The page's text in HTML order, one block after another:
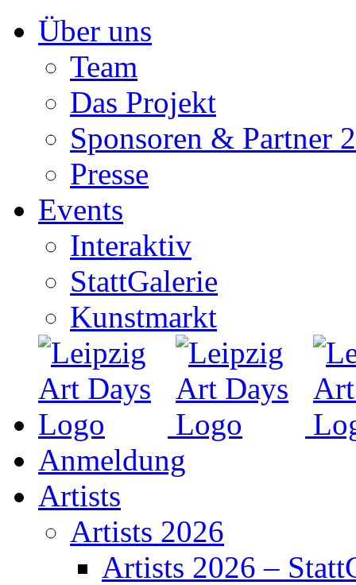
Inhalt
springenÜber uns
Team
Das Projekt
Sponsoren & Partner
Presse
Events
Interaktiv
StattGalerie
Kunstmarkt
Anmeldung
Artists
Artists 2026
Artists 2026 –